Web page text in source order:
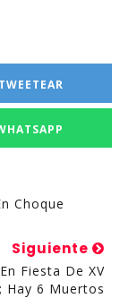
TWEETEAR
Choque
Siguiente
Fiesta De XV
Hay 6 Muertos